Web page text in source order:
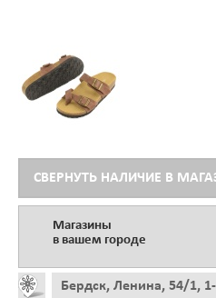
СВЕРНУТЬ НАЛИЧИЕ В
Магазины
в вашем городе
Бердск, Ленина, 54/1,